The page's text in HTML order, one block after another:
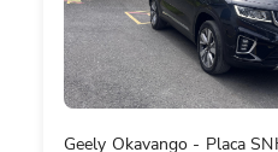
Geely Okavango - Placa